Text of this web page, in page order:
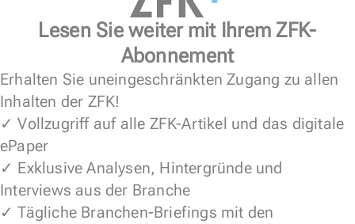
Lesen Sie weiter mit Ihrem ZFK-
Abonnement
Erhalten Sie uneingeschränkten Zugang zu allen
Inhalten der ZFK!
✓ Vollzugriff auf alle ZFK-Artikel und das digitale
ePaper
✓ Exklusive Analysen, Hintergründe und
Interviews aus der Branche
✓ Tägliche Branchen-Briefings mit den